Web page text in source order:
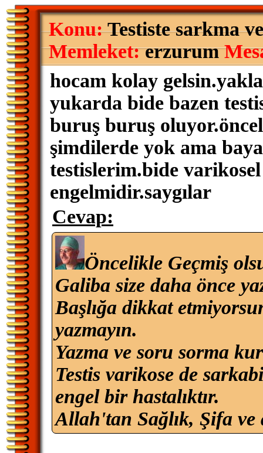
Konu:Testiste sarkma
Memleket:erzurum
hocam kolay
yukarda bide bazen
buruş buruş
şimdilerde yok ama
testislerim.bide
engelmidir.saygılar
Cevap:
Öncelikle Geçmiş
Galiba size daha önce
Başlığa dikkat
yazmayın.
Yazma ve soru sorma
Testis varikose de
engel bir hastalıktır.
Allah'tan Sağlık, Şifa